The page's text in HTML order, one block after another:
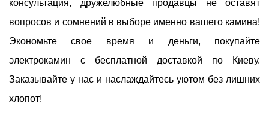
консультация, дружелюбные продавцы не оставят
вопросов и сомнений в выборе именно вашего камина!
Экономьте свое время и деньги, покупайте
электрокамин с бесплатной доставкой по Киеву.
Заказывайте у нас и наслаждайтесь уютом без лишних
хлопот!